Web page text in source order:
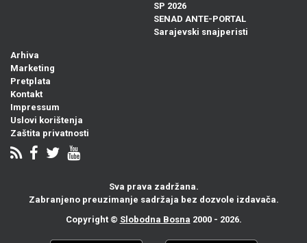
SP 2026
SENAD ANTE-PORTAL
Sarajevski snajperisti
Arhiva
Marketing
Pretplata
Kontakt
Impressum
Uslovi korištenja
Zaštita privatnosti
Sva prava zadržana.
Zabranjeno preuzimanje sadržaja bez dozvole izdavača.
Copyright © Slobodna Bosna 2000 - 2026.